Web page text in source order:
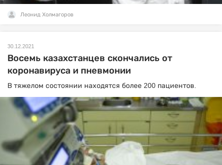
Леонид Холмагоров
30.12.2021
Восемь казахстанцев скончались от
коронавируса и пневмонии
В тяжелом состоянии находятся более 200 пациентов.